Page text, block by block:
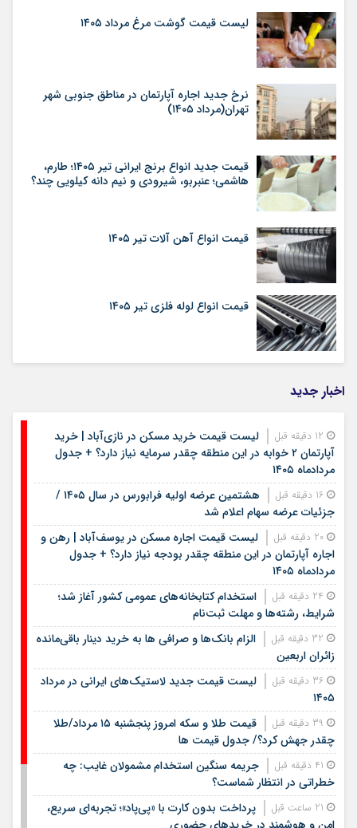
لیست قیمت گوشت مرغ مرداد ۱۴۰۵
نرخ جدید اجاره آپارتمان در مناطق جنوبی شهر
تهران(مرداد ۱۴۰۵)
قیمت جدید انواع برنج ایرانی تیر ۱۴۰۵؛ طارم،
هاشمی؛ عنبربو، شیرودی و نیم دانه کیلویی چند؟
قیمت انواع آهن آلات تیر ۱۴۰۵
قیمت انواع لوله فلزی تیر ۱۴۰۵
اخبار جدید
لیست قیمت خرید مسکن در نازی‌آباد | خرید
آپارتمان ۲ خوابه در این منطقه چقدر سرمایه نیاز دارد؟ + جدول
مردادماه ۱۴۰۵
هشتمین عرضه اولیه فرابورس در سال ۱۴۰۵ /
جزئیات عرضه سهام اعلام شد
لیست قیمت اجاره مسکن در یوسف‌آباد | رهن و
اجاره آپارتمان در این منطقه چقدر بودجه نیاز دارد؟ + جدول
مردادماه ۱۴۰۵
استخدام کتابخانه‌های عمومی کشور آغاز شد؛
شرایط، رشته‌ها و مهلت ثبت‌نام
الزام بانک‌ها و صرافی ها به خرید دینار باقی‌مانده
زائران اربعین
لیست قیمت جدید لاستیک‌های ایرانی در مرداد
۱۴۰۵
قیمت طلا و سکه امروز پنجشنبه ۱۵ مرداد/طلا
چقدر جهش کرد؟/ جدول قیمت ها
جریمه سنگین استخدام مشمولان غایب: چه
خطراتی در انتظار شماست؟
پرداخت بدون کارت با «پی‌پاد»؛ تجربه‌ای سریع،